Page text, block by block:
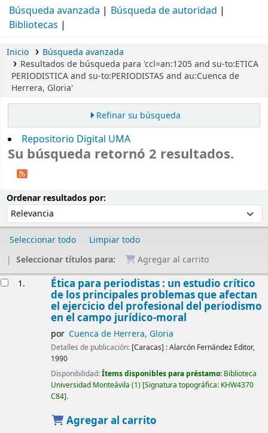
Búsqueda avanzada
Búsqueda de autoridad
Bibliotecas
Inicio
Búsqueda avanzada
Resultados de búsqueda para 'ccl=an:1205 and su-to:ETICA
PERIODISTICA and su-to:PERIODISTAS and au:Cuenca de
Herrera, Gloria'
Refinar su búsqueda
Repositorio Digital UMA
Su búsqueda retornó 2 resultados.
Ordenar resultados por:
Seleccionar todo
Limpiar todo
Seleccionar títulos para:
Agregar al carrito
1. Ética para periodistas : un estudio crítico
de los principales problemas que afectan
el ejercicio del profesional del periodismo
en el campo jurídico-moral
por Cuenca de Herrera, Gloria
Detalles de publicación: [Caracas] :Alarcón Fernández Editor,
1990
Disponibilidad:Ítems disponibles para préstamo: Biblioteca
Universidad Monteávila (1) Signatura topográfica: KHW4370
C84 .
Agregar al carrito